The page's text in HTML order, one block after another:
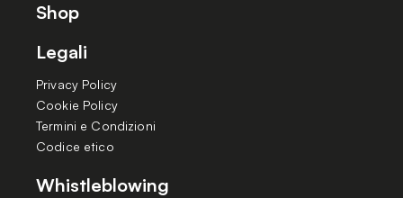
Shop
Legali
Privacy Policy
Cookie Policy
Termini e Condizioni
Codice etico
Whistleblowing